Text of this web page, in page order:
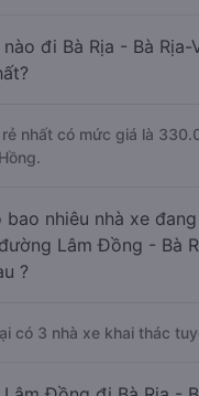
đi Bà Rịa - Bà Rịa-
rẻ nhất có mức giá là
bao nhiêu nhà xe
Lâm Đồng - Bà
?
có 3 nhà xe khai thác